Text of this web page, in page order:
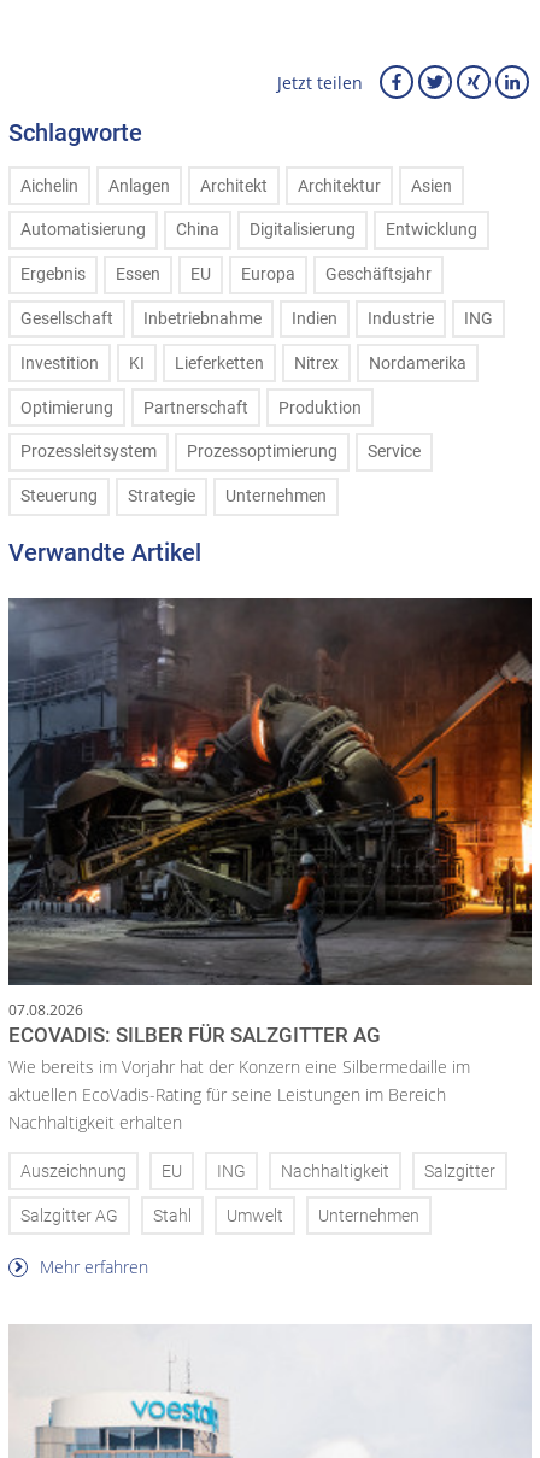
Jetzt teilen
Schlagworte
Aichelin Anlagen Architekt Architektur Asien
Automatisierung China Digitalisierung Entwicklung
Ergebnis Essen EU Europa Geschäftsjahr
Gesellschaft Inbetriebnahme Indien Industrie ING
Investition KI Lieferketten Nitrex Nordamerika
Optimierung Partnerschaft Produktion
Prozessleitsystem Prozessoptimierung Service
Steuerung Strategie Unternehmen
Verwandte Artikel
07.08.2026
ECOVADIS: SILBER FÜR SALZGITTER AG
Wie bereits im Vorjahr hat der Konzern eine Silbermedaille im
aktuellen EcoVadis-Rating für seine Leistungen im Bereich
Nachhaltigkeit erhalten
Auszeichnung EU ING Nachhaltigkeit Salzgitter
Salzgitter AG Stahl Umwelt Unternehmen
Mehr erfahren